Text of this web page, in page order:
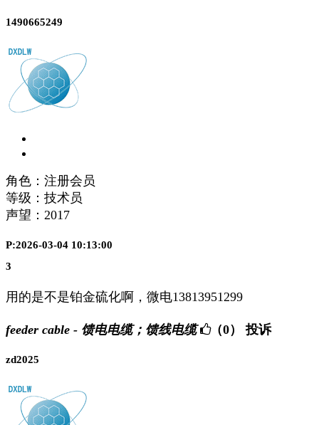
1490665249
角色：注册会员
等级：技术员
声望： 2017
P:2026-03-04 10:13:00
3
用的是不是铂金硫化啊，微电13813951299
feeder cable - 馈电电缆；馈线电缆 （0） 投诉
zd2025